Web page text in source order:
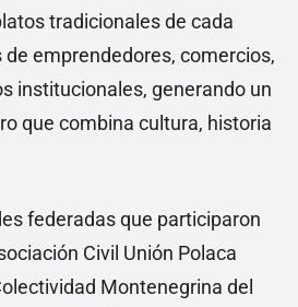
tradicionales de cada
emprendedores, comercios,
institucionales, generando un
que combina cultura, historia
federadas que participaron
Civil Unión Polaca
Montenegrina del